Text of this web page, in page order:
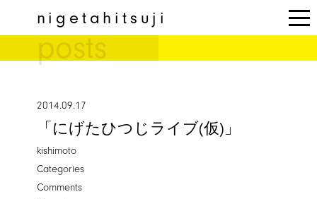
nigetahitsuji
posts
2014.09.17
「にげたひつじライブ(仮)」
kishimoto
Categories
Comments